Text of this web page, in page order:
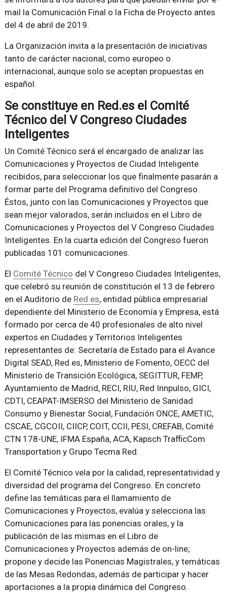
mail la Comunicación Final o la Ficha de Proyecto antes
del 4 de abril de 2019.
La Organización invita a la presentación de iniciativas
tanto de carácter nacional, como europeo o
internacional, aunque solo se aceptan propuestas en
español.
Se constituye en Red.es el Comité
Técnico del V Congreso Ciudades
Inteligentes
Un Comité Técnico será el encargado de analizar las
Comunicaciones y Proyectos de Ciudad Inteligente
recibidos, para seleccionar los que finalmente pasarán a
formar parte del Programa definitivo del Congreso.
Éstos, junto con las Comunicaciones y Proyectos que
sean mejor valorados, serán incluidos en el Libro de
Comunicaciones y Proyectos del V Congreso Ciudades
Inteligentes. En la cuarta edición del Congreso fueron
publicadas 101 comunicaciones.
El Comité Técnico del V Congreso Ciudades Inteligentes,
que celebró su reunión de constitución el 13 de febrero
en el Auditorio de Red.es, entidad pública empresarial
dependiente del Ministerio de Economía y Empresa, está
formado por cerca de 40 profesionales de alto nivel
expertos en Ciudades y Territorios Inteligentes
representantes de: Secretaría de Estado para el Avance
Digital SEAD, Red.es, Ministerio de Fomento, OECC del
Ministerio de Transición Ecológica, SEGITTUR, FEMP,
Ayuntamiento de Madrid, RECI, RIU, Red Innpulso, GICI,
CDTI, CEAPAT-IMSERSO del Ministerio de Sanidad
Consumo y Bienestar Social, Fundación ONCE, AMETIC,
CSCAE, CGCOII, CIICP, COIT, CCII, PESI, CREFAB, Comité
CTN 178-UNE, IFMA España, ACA, Kapsch TrafficCom
Transportation y Grupo Tecma Red.
El Comité Técnico vela por la calidad, representatividad y
diversidad del programa del Congreso. En concreto
define las temáticas para el llamamiento de
Comunicaciones y Proyectos, evalúa y selecciona las
Comunicaciones para las ponencias orales, y la
publicación de las mismas en el Libro de
Comunicaciones y Proyectos además de on-line;
propone y decide las Ponencias Magistrales, y temáticas
de las Mesas Redondas, además de participar y hacer
aportaciones a la propia dinámica del Congreso.